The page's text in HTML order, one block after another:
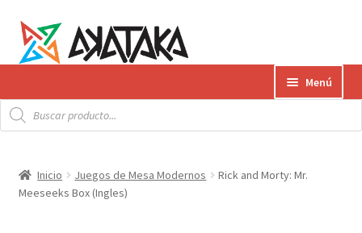
la
navegación
contenido
Menú
Productos
el
Búsqueda
de
productos
Inicio Juegos de Mesa Modernos
Rick and Morty: Mr.
Meeseeks Box (Ingles)